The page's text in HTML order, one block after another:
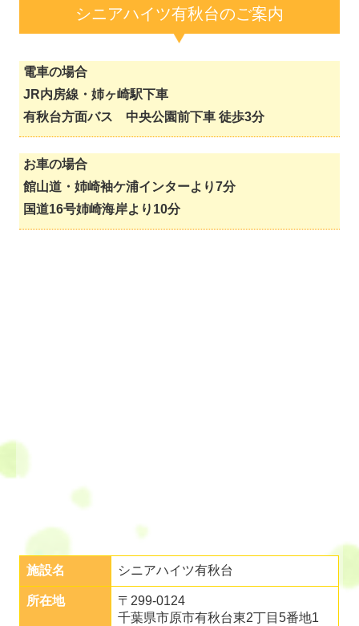
シニアハイツ有秋台のご案内
電車の場合
JR内房線・姉ヶ崎駅下車
有秋台方面バス 中央公園前下車 徒歩3分
お車の場合
館山道・姉崎袖ケ浦インターより7分
国道16号姉崎海岸より10分
施設名 シニアハイツ有秋台
所在地
〒299-0124
千葉県市原市有秋台東2丁目5番地1